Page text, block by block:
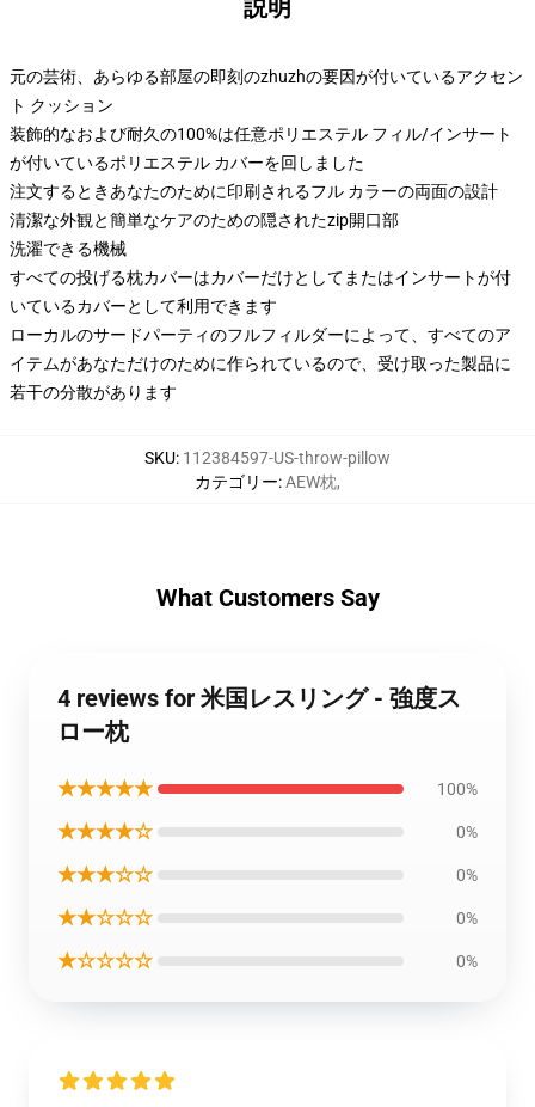
説明
元の芸術、あらゆる部屋の即刻のzhuzhの要因が付いているアクセン
ト クッション
装飾的なおよび耐久の100%は任意ポリエステル フィル/インサート
が付いているポリエステル カバーを回しました
注文するときあなたのために印刷されるフル カラーの両面の設計
清潔な外観と簡単なケアのための隠されたzip開口部
洗濯できる機械
すべての投げる枕カバーはカバーだけとしてまたはインサートが付
いているカバーとして利用できます
ローカルのサードパーティのフルフィルダーによって、すべてのア
イテムがあなただけのために作られているので、受け取った製品に
若干の分散があります
SKU: 112384597-US-throw-pillow
カテゴリー:AEW枕,
What Customers Say
4 reviews for 米国レスリング - 強度ス
ロー枕
★★★★★ 100%
★★★★☆ 0%
★★★☆☆ 0%
★★☆☆☆ 0%
★☆☆☆☆ 0%